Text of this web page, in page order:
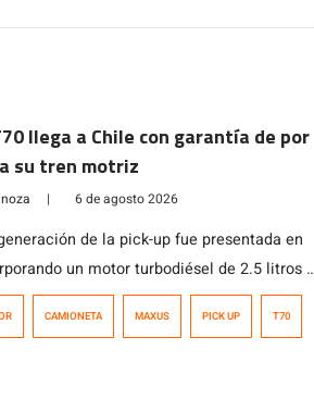
llega a Chile con garantía de por
su tren motriz
| 6 de agosto 2026
de la pick-up fue presentada en
un motor turbodiésel de 2.5 litros y
de carga superior a una tonelada y
CAMIONETA MAXUS PICK UP T70